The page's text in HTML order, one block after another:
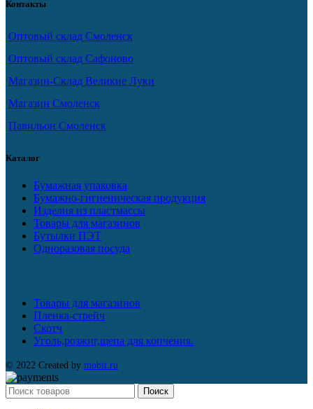
Контакты
Оптовый склад Смоленск
Оптовый склад Сафоново
Магазин-Склад Великие Луки
Магазин Смоленск
Павильон Смоленск
Каталог
Бумажная упаковка
Бумажно-гигиеническая продукция
Изделия из пластмассы
Товары для магазинов
Бутылки ПЭТ
Одноразовая посуда
Товары для магазинов
Пленка-стрейч
Скотч
Уголь,розжиг,щепа для копчения.
© 2022 Created by mobit.ru
Поиск